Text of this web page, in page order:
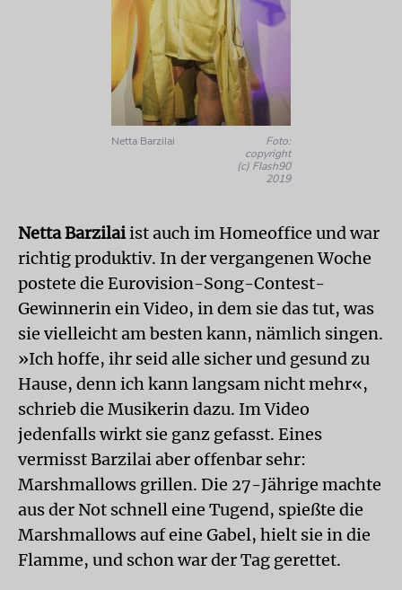
Netta Barzilai
Foto:
copyright
(c) Flash90
2019
Netta Barzilaiist auch im Homeoffice und war
richtig produktiv. In der vergangenen Woche
postete die Eurovision-Song-Contest-
Gewinnerin ein Video, in dem sie das tut, was
sie vielleicht am besten kann, nämlich singen.
»Ich hoffe, ihr seid alle sicher und gesund zu
Hause, denn ich kann langsam nicht mehr«,
schrieb die Musikerin dazu. Im Video
jedenfalls wirkt sie ganz gefasst. Eines
vermisst Barzilai aber offenbar sehr:
Marshmallows grillen. Die 27-Jährige machte
aus der Not schnell eine Tugend, spießte die
Marshmallows auf eine Gabel, hielt sie in die
Flamme, und schon war der Tag gerettet.